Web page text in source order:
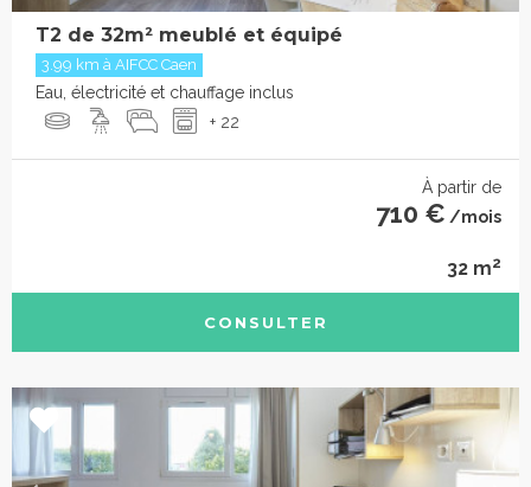
T2 de 32m² meublé et équipé
3.99 km à AIFCC Caen
Eau, électricité et chauffage inclus
+ 22
À partir de
710 € /mois
32 m2
CONSULTER